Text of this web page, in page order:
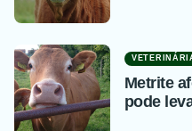
Metrite
pode